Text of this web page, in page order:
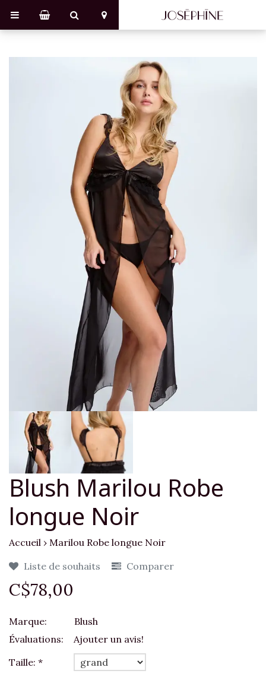
Blush Marilou Robe
longue Noir
Accueil › Marilou Robe longue Noir
Liste de souhaits
Comparer
C$78,00
Marque:
Blush
Évaluations:
Ajouter un avis!
Taille: *